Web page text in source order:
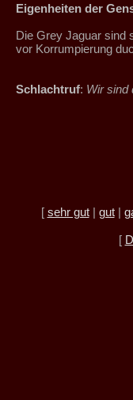
Eigenheiten der
Die Grey Jaguar sind
vor Korrumpierung
Schlachtruf: Wir sind
[ sehr gut| gut|
[